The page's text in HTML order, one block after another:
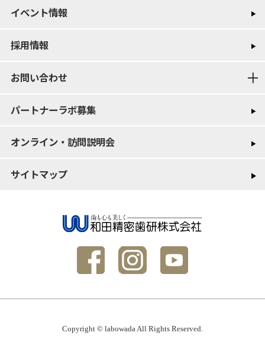
イベント情報
採用情報
お問い合わせ
パートナーラボ募集
オンライン・訪問説明会
サイトマップ
Copyright © labowada All Rights Reserved.